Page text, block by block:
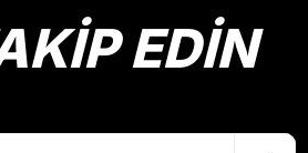
sitelerden daha pahalı.
farklı alternatifler olmalı.EDİN